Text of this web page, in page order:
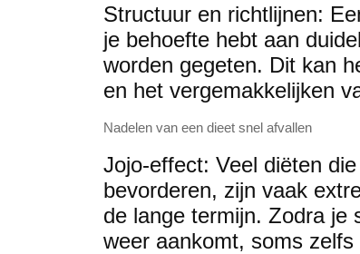
Structuur en richtlijnen:
je behoefte hebt aan
worden gegeten. Dit kan
en het vergemakkelijken
Nadelen van een dieet snel afvallen
Jojo-effect: Veel diëten
bevorderen, zijn vaak
de lange termijn. Zodra je
weer aankomt, soms